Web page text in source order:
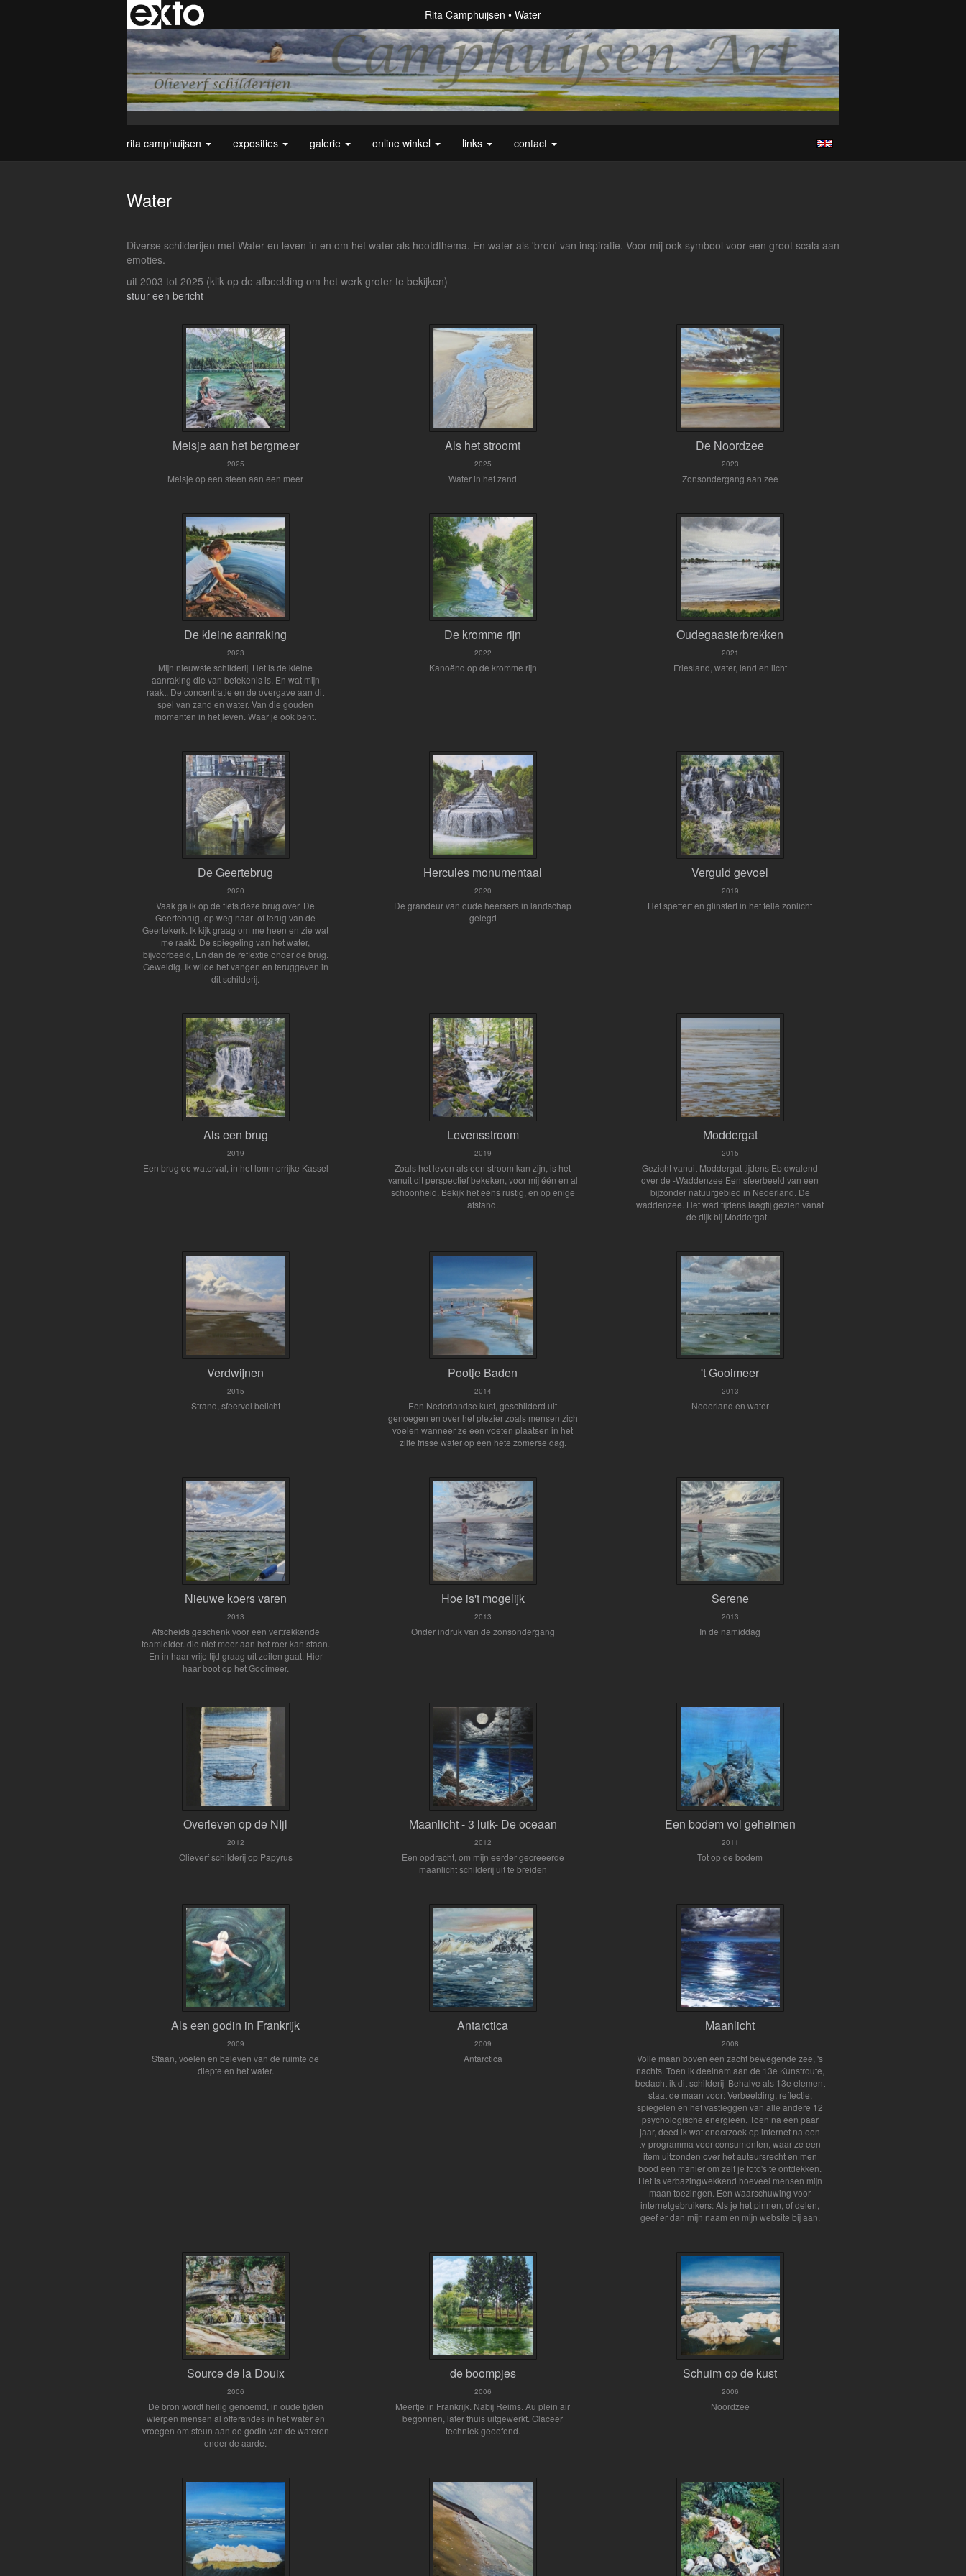
Rita Camphuijsen Water
rita camphuijsen exposities galerie online winkel links contact
Water
Diverse schilderijen met Water en leven in en om het water als hoofdthema. En water als 'bron' van inspiratie. Voor mij ook symbool voor een groot scala aan
emoties.
uit 2003 tot 2025 (klik op de afbeelding om het werk groter te bekijken)
stuur een bericht
Meisje aan het bergmeer
2025
Meisje op een steen aan een meer
Als het stroomt
2025
Water in het zand
De Noordzee
2023
Zonsondergang aan zee
De kleine aanraking
2023
Mijn nieuwste schilderij. Het is de kleine
aanraking die van betekenis is. En wat mijn
raakt. De concentratie en de overgave aan dit
spel van zand en water. Van die gouden
momenten in het leven. Waar je ook bent.
De kromme rijn
2022
Kanoënd op de kromme rijn
Oudegaasterbrekken
2021
Friesland, water, land en licht
De Geertebrug
2020
Vaak ga ik op de fiets deze brug over. De
Geertebrug, op weg naar- of terug van de
Geertekerk. Ik kijk graag om me heen en zie wat
me raakt. De spiegeling van het water,
bijvoorbeeld, En dan de reflextie onder de brug.
Geweldig. Ik wilde het vangen en teruggeven in
dit schilderij.
Hercules monumentaal
2020
De grandeur van oude heersers in landschap
gelegd
Verguld gevoel
2019
Het spettert en glinstert in het felle zonlicht
Als een brug
2019
Een brug de waterval, in het lommerrijke Kassel
Levensstroom
2019
Zoals het leven als een stroom kan zijn, is het
vanuit dit perspectief bekeken, voor mij één en al
schoonheid. Bekijk het eens rustig, en op enige
afstand.
Moddergat
2015
Gezicht vanuit Moddergat tijdens Eb dwalend
over de -Waddenzee Een sfeerbeeld van een
bijzonder natuurgebied in Nederland. De
waddenzee. Het wad tijdens laagtij gezien vanaf
de dijk bij Moddergat.
Verdwijnen
2015
Strand, sfeervol belicht
Pootje Baden
2014
Een Nederlandse kust, geschilderd uit
genoegen en over het plezier zoals mensen zich
voelen wanneer ze een voeten plaatsen in het
zilte frisse water op een hete zomerse dag.
't Gooimeer
2013
Nederland en water
Nieuwe koers varen
2013
Afscheids geschenk voor een vertrekkende
teamleider. die niet meer aan het roer kan staan.
En in haar vrije tijd graag uit zeilen gaat. Hier
haar boot op het Gooimeer.
Hoe is't mogelijk
2013
Onder indruk van de zonsondergang
Serene
2013
In de namiddag
Overleven op de NIjl
2012
Olieverf schilderij op Papyrus
Maanlicht - 3 luik- De oceaan
2012
Een opdracht, om mijn eerder gecreeerde
maanlicht schilderij uit te breiden
Een bodem vol geheimen
2011
Tot op de bodem
Als een godin in Frankrijk
2009
Staan, voelen en beleven van de ruimte de
diepte en het water.
Antarctica
2009
Antarctica
Maanlicht
2008
Volle maan boven een zacht bewegende zee, 's
nachts. Toen ik deelnam aan de 13e Kunstroute,
bedacht ik dit schilderij Behalve als 13e element
staat de maan voor: Verbeelding, reflectie,
spiegelen en het vastleggen van alle andere 12
psychologische energieën. Toen na een paar
jaar, deed ik wat onderzoek op internet na een
tv-programma voor consumenten, waar ze een
item uitzonden over het auteursrecht en men
bood een manier om zelf je foto's te ontdekken.
Het is verbazingwekkend hoeveel mensen mijn
maan toezingen. Een waarschuwing voor
internetgebruikers: Als je het pinnen, of delen,
geef er dan mijn naam en mijn website bij aan.
Source de la Douix
2006
De bron wordt heilig genoemd, in oude tijden
wierpen mensen al offerandes in het water en
vroegen om steun aan de godin van de wateren
onder de aarde.
de boompjes
2006
Meertje in Frankrijk. Nabij Reims. Au plein air
begonnen, later thuis uitgewerkt. Glaceer
techniek geoefend.
Schuim op de kust
2006
Noordzee